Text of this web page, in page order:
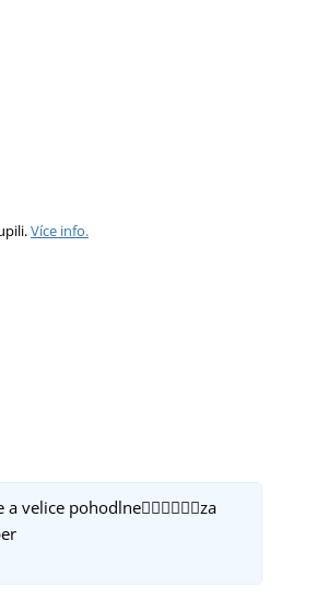
Více info.
pohodlne👍🏻👍🏻👍🏻za